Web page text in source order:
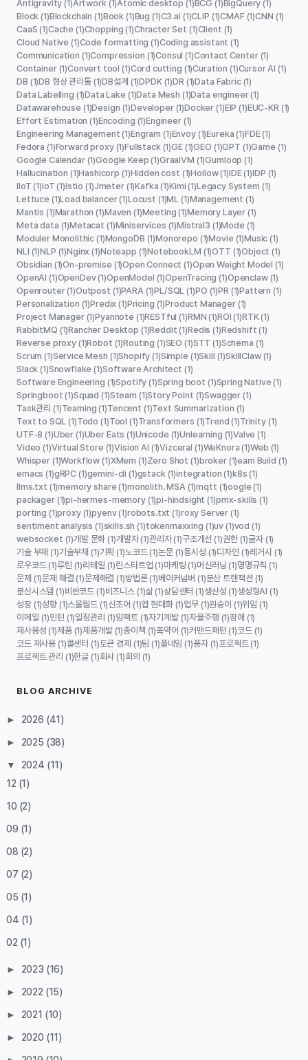
Antigravity (1)Artwork (1)Atomic desktop (1) BCG (1) BigQuery (1)
Block (1)Blockchain (1)Book (1)Bug (1)C3.ai (1)CLIP (1)CMAF (1)CNN (1)
CaaS (1)Cache (1)Chopping (1)Chracter Set (1)Client (1)
Cloud Native (1)Code formatting (1)Coding assistant (1)
Communication (1)Compression (1)Consul (1)Contact Center (1)
Container (1)Convert tool (1)Cord cutting (1)Curation (1)Cursor AI (1)
DB (1)DB 형상 관리툴 (1)DB설계 (1)DPDK (1)DR (1)Data Fabric (1)
Data Labelling (1)Data Lake (1)Data Mesh (1)Data engineer (1)
Datawarehouse (1)Design (1)Developer (1)Docker (1)EIP (1)EUC-KR (1)
Effort Estimation (1)Encoding (1)Engineer (1)
Engineering Management (1)Engram (1)Envoy (1)Eureka (1)FDE (1)
Fedora (1)Forward proxy (1)Fullstack (1)GE (1)GEO (1)GPT (1)Game (1)
Google Calendar (1)Google Keep (1)GraalVM (1)Gumloop (1)
Hallucination (1)Hashicorp (1)Hidden cost (1)Hollow (1)IDE (1)IDP (1)
IIoT (1)IoT (1)Istio (1)Jmeter (1)Kafka (1)Kimi (1)Legacy System (1)
Lettuce (1)Load balancer (1)Locust (1)ML (1)Management (1)
Mantis (1)Marathon (1)Maven (1)Meeting (1)Memory Layer (1)
Meta data (1)Metacat (1)Miniservices (1)Mistral3 (1)Mode (1)
Moduler Monolithic (1)MongoDB (1)Monorepo (1)Movie (1)Music (1)
NLI (1)NLP (1)Nginx (1)Noteapp (1)NotebookLM (1)OTT (1)Object (1)
Obsidian (1)On-premise (1)Open Connect (1)Open Weight Model (1)
OpenAI (1)OpenDev (1)OpenModel (1)OpenTracing (1)Openclaw (1)
Openrouter (1)Outpost (1)PARA (1)PL/SQL (1)PO (1)PR (1)Pattern (1)
Personalization (1)Predix (1)Pricing (1)Product Manager (1)
Project Manager (1)Pyannote (1)RESTful (1)RMN (1)ROI (1)RTK (1)
RabbitMQ (1)Rancher Desktop (1)Reddit (1)Redis (1)Redshift (1)
Reverse proxy (1)Robot (1)Routing (1)SEO (1)STT (1)Schema (1)
Scrum (1)Service Mesh (1)Shopify (1)Simple (1)Skill (1)SkillClaw (1)
Slack (1)Snowflake (1)Software Architect (1)
Software Engineering (1)Spotify (1)Spring boot (1)Spring Native (1)
Springboot (1)Squad (1)Steam (1)Story Point (1)Swagger (1)
Task관리 (1)Teaming (1)Tencent (1)Text Summarization (1)
Text to SQL (1)Todo (1)Tool (1)Transformers (1)Trend (1)Trinity (1)
UTF-8 (1)Uber (1)Uber Eats (1)Unicode (1)Unlearning (1)Valve (1)
Video (1)Virtual Store (1)Vision AI (1)Vizceral (1)WeKnora (1)Web (1)
Whisper (1)Workflow (1)XMem (1)Zero Shot (1)broker (1)eam Build (1)
emacs (1)gRPC (1)gemini-cli (1)gstack (1)integration (1)k8s (1)
llms.txt (1)memory share (1)monolith. MSA (1)mqtt (1)oogle (1)
packager (1)pi-hermes-memory (1)pi-hindsight (1)pmx-skills (1)
porting (1)proxy (1)pyenv (1)robots.txt (1)roxy Server (1)
sentiment analysis (1)skills.sh (1)tokenmaxxing (1)uv (1)vod (1)
websocket (1)개발 문화 (1)개발자 (1)관리자 (1)구조개선 (1)권한 (1)글자 (1)
기술 부채 (1)기술부채 (1)기획 (1)노코드 (1)논문 (1)동시성 (1)디자인 (1)레거시 (1)
로우코드 (1)루틴 (1)리테일 (1)린스타트업 (1)마케팅 (1)머신러닝 (1)명명규칙 (1)
문제 (1)문제 해결 (1)문제해결 (1)방법론 (1)베이커넘버 (1)분산 트랜잭션 (1)
분산시스템 (1)비싼코드 (1)비즈니스 (1)삶 (1)상담센터 (1)생산성 (1)생성형AI (1)
성장 (1)성향 (1)스몰월드 (1)신조어 (1)앱 현대화 (1)업무 (1)원숭이 (1)위임 (1)
이메일 (1)인턴 (1)일정관리 (1)임팩트 (1)자기계발 (1)자율주행 (1)장애 (1)
재사용성 (1)제품 (1)제품개발 (1)종이책 (1)축약어 (1)커맨드패턴 (1)코드 (1)
코드 재사용 (1)콜센터 (1)토큰 경제 (1)팀 (1)풀네임 (1)풍자 (1)프로젝트 (1)
프로젝트 관리 (1)한글 (1)회사 (1)회의 (1)
BLOG ARCHIVE
► 2026 (41)
► 2025 (38)
▼ 2024 (11)
12 (1)
10 (2)
09 (1)
08 (2)
07 (2)
05 (1)
04 (1)
02 (1)
► 2023 (16)
► 2022 (15)
► 2021 (10)
► 2020 (11)